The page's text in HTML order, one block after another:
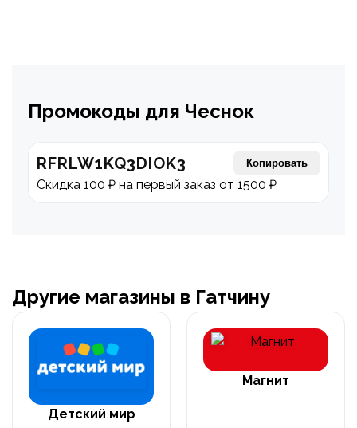
Промокоды для Чеснок
RFRLW1KQ3DIOK3 Копировать
Скидка 100 ₽ на первый заказ от 1500 ₽
Другие магазины в Гатчину
Детский мир
Магнит